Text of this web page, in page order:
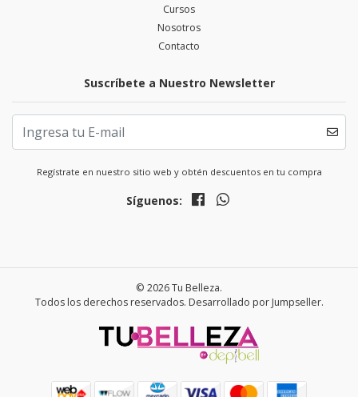
Cursos
Nosotros
Contacto
Suscríbete a Nuestro Newsletter
Regístrate en nuestro sitio web y obtén descuentos en tu compra
Síguenos:
© 2026 Tu Belleza.
Todos los derechos reservados. Desarrollado por Jumpseller.